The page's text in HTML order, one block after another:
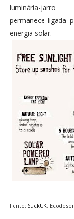
luminária-jarro
permanece ligada
energia solar.
Fonte: SuckUK,